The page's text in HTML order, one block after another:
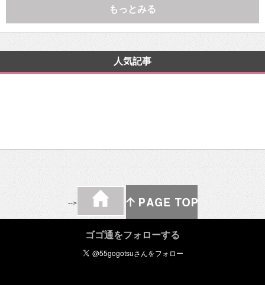
もっとみる
人気記事
-->
ゴゴ通をフォローする